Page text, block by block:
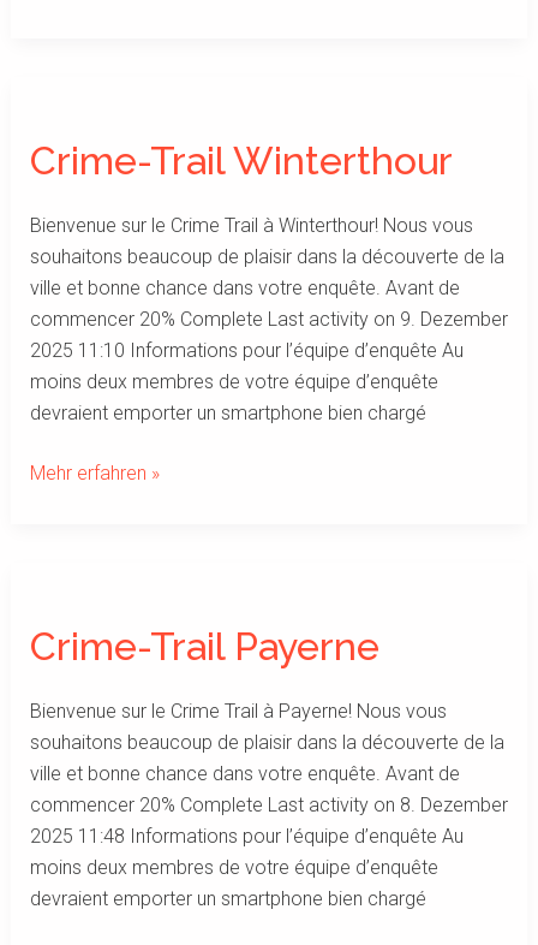
Crime-Trail Winterthour
Bienvenue sur le Crime Trail à Winterthour! Nous vous
souhaitons beaucoup de plaisir dans la découverte de la
ville et bonne chance dans votre enquête. Avant de
commencer 20% Complete Last activity on 9. Dezember
2025 11:10 Informations pour l’équipe d’enquête Au
moins deux membres de votre équipe d’enquête
devraient emporter un smartphone bien chargé
Winterthour
Mehr erfahren »
Crime-Trail Payerne
Bienvenue sur le Crime Trail à Payerne! Nous vous
souhaitons beaucoup de plaisir dans la découverte de la
ville et bonne chance dans votre enquête. Avant de
commencer 20% Complete Last activity on 8. Dezember
2025 11:48 Informations pour l’équipe d’enquête Au
moins deux membres de votre équipe d’enquête
devraient emporter un smartphone bien chargé
Payerne